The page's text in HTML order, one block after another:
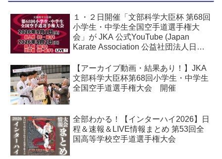
１・２日開催「文部科学大臣杯 第68回
小学生・中学生全国空手道選手権大
会」が JKA 公式YouTube (Japan
Karate Association 公益社団法人日本
【アーカイブ動画・結果あり！】JKA
文部科学大臣杯第68回小学生・中学生
全国空手道選手権大会 開催
全部わかる！【インターハイ2026】日
程＆速報＆LIVE情報まとめ 第53回全
国高等学校空手道選手権大会